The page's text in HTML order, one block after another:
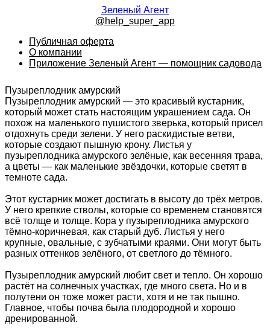
Зеленый Агент
@help_super_app
Публичная оферта
О компании
Приложение Зеленый Агент — помощник садовода
Пузыреплодник амурский
Пузыреплодник амурский — это красивый кустарник,
который может стать настоящим украшением сада. Он
похож на маленького пушистого зверька, который присел
отдохнуть среди зелени. У него раскидистые ветви,
которые создают пышную крону. Листья у
пузыреплодника амурского зелёные, как весенняя трава,
а цветы — как маленькие звёздочки, которые светят в
темноте сада.
Этот кустарник может достигать в высоту до трёх метров.
У него крепкие стволы, которые со временем становятся
всё толще и толще. Кора у пузыреплодника амурского
тёмно-коричневая, как старый дуб. Листья у него
крупные, овальные, с зубчатыми краями. Они могут быть
разных оттенков зелёного, от светлого до тёмного.
Пузыреплодник амурский любит свет и тепло. Он хорошо
растёт на солнечных участках, где много света. Но и в
полутени он тоже может расти, хотя и не так пышно.
Главное, чтобы почва была плодородной и хорошо
дренированной.